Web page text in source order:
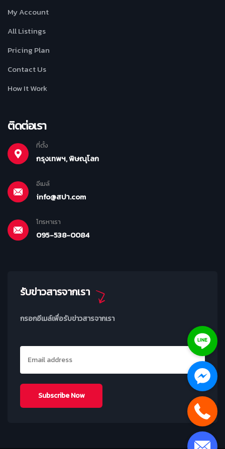
My Account
All Listings
Pricing Plan
Contact Us
How It Work
ติดต่อเรา
ที่ตั้ง
กรุงเทพฯ, พิษณุโลก
อีเมล์
info@สปา.com
โทรหาเรา
095-538-0084
รับข่าวสารจากเรา
กรอกอีเมล์เพื่อรับข่าวสารจากเรา